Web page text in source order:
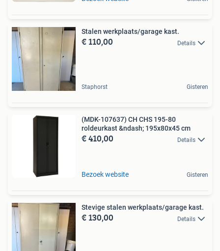
Stalen werkplaats/garage kast.
€ 110,00 Details
Staphorst Gisteren
(MDK-107637) CH CHS 195-80
roldeurkast &ndash; 195x80x45 cm
€ 410,00 Details
Bezoek website Gisteren
Stevige stalen werkplaats/garage kast.
€ 130,00 Details